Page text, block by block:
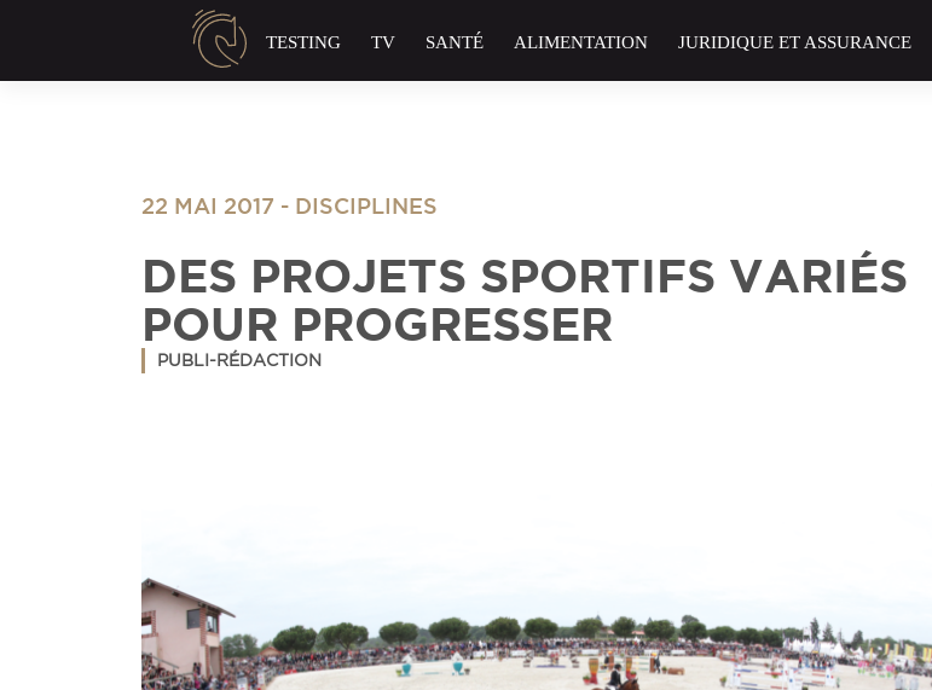
TESTING TV SANTÉ ALIMENTATION JURIDIQUE ET ASSURANCE
22 MAI 2017 - DISCIPLINES
DES PROJETS SPORTIFS VARIÉS
POUR PROGRESSER
PUBLI-RÉDACTION
Panneau de gestion des cookies